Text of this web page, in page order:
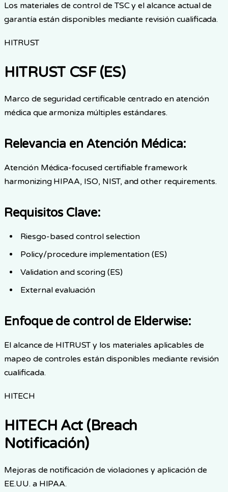
Los materiales de control de TSC y el alcance actual de
garantía están disponibles mediante revisión cualificada.
HITRUST
HITRUST CSF (ES)
Marco de seguridad certificable centrado en atención
médica que armoniza múltiples estándares.
Relevancia en Atención Médica:
Atención Médica-focused certifiable framework
harmonizing HIPAA, ISO, NIST, and other requirements.
Requisitos Clave:
Riesgo-based control selection
Policy/procedure implementation (ES)
Validation and scoring (ES)
External evaluación
Enfoque de control de Elderwise:
El alcance de HITRUST y los materiales aplicables de
mapeo de controles están disponibles mediante revisión
cualificada.
HITECH
HITECH Act (Breach
Notificación)
Mejoras de notificación de violaciones y aplicación de
EE.UU. a HIPAA.